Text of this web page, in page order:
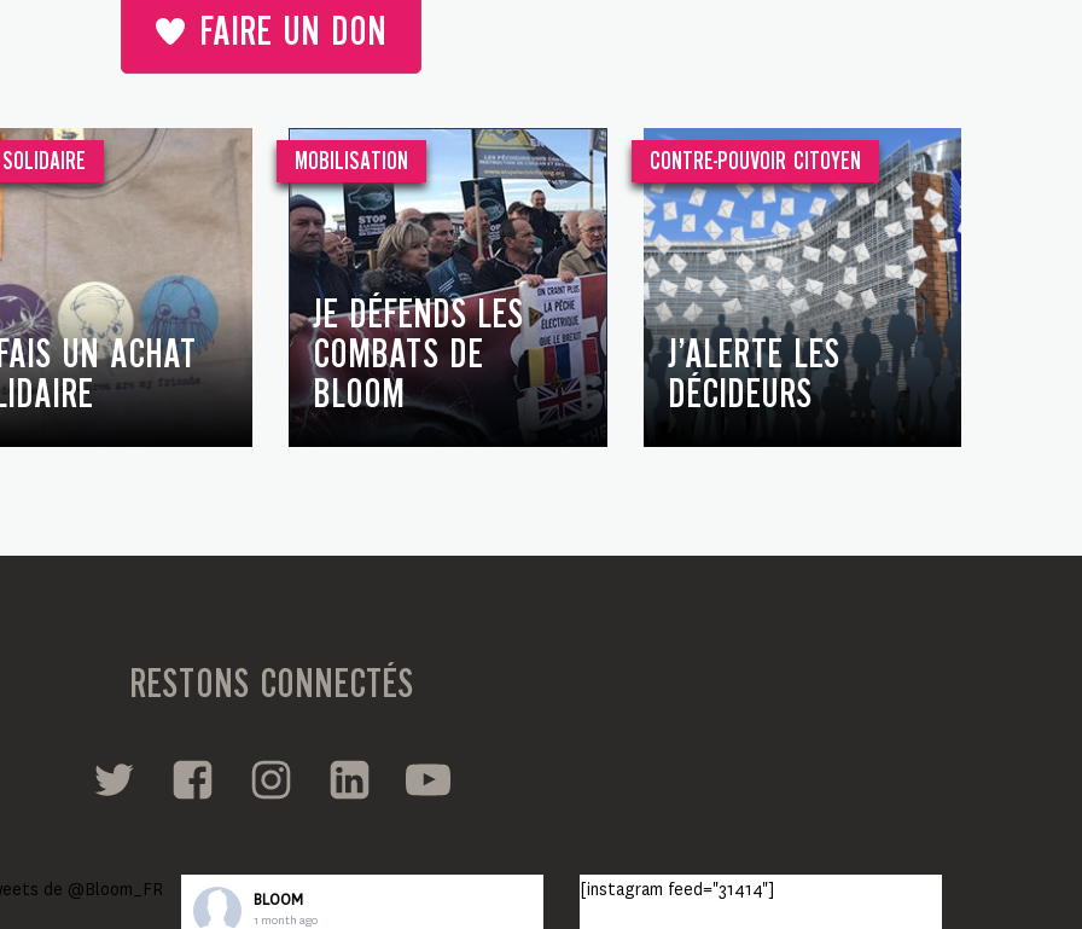
FAIRE UN DON
UN ACHAT
MOBILISATION
JE DÉFENDS LES
COMBATS DE
BLOOM
CONTRE-POUVOIR CITOYEN
J’ALERTE LES
DÉCIDEURS
RESTONS CONNECTÉS
de @Bloom_FR BLOOM
1 month ago
[instagram feed="31414"]